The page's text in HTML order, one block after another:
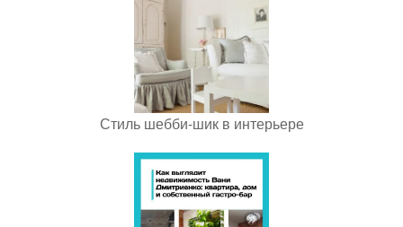
Стиль шебби-шик в интерьере